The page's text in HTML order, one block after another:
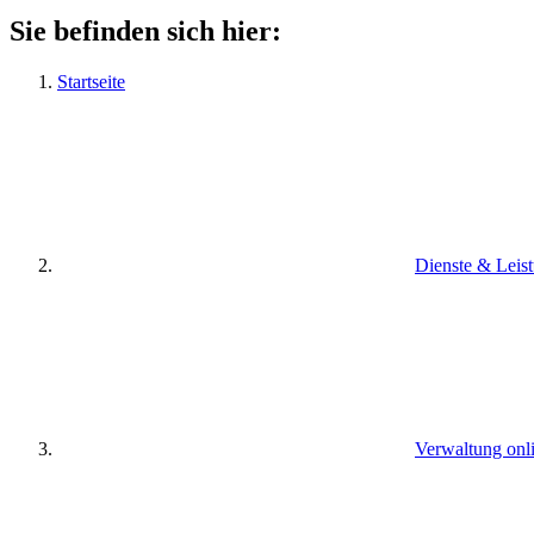
Sie befinden sich hier:
Startseite
Dienste &
Verwaltung